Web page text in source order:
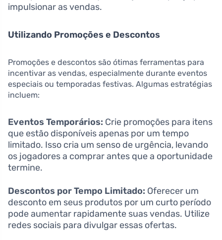
impulsionar as vendas.
Utilizando Promoções e Descontos
Promoções e descontos são ótimas ferramentas para
incentivar as vendas, especialmente durante eventos
especiais ou temporadas festivas. Algumas estratégias
incluem:
Eventos Temporários: Crie promoções para itens
que estão disponíveis apenas por um tempo
limitado. Isso cria um senso de urgência, levando
os jogadores a comprar antes que a oportunidade
termine.
Descontos por Tempo Limitado: Oferecer um
desconto em seus produtos por um curto período
pode aumentar rapidamente suas vendas. Utilize
redes sociais para divulgar essas ofertas.